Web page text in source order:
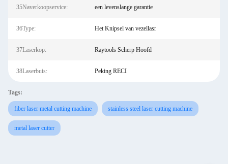
35Naverkoopservice: een levenslange garantie
36Type: Het Knipsel van vezellasr
37Laserkop: Raytools Scherp Hoofd
38Laserbuis: Peking RECI
Tags:
fiber laser metal cutting machine stainless steel laser cutting machine
metal laser cutter